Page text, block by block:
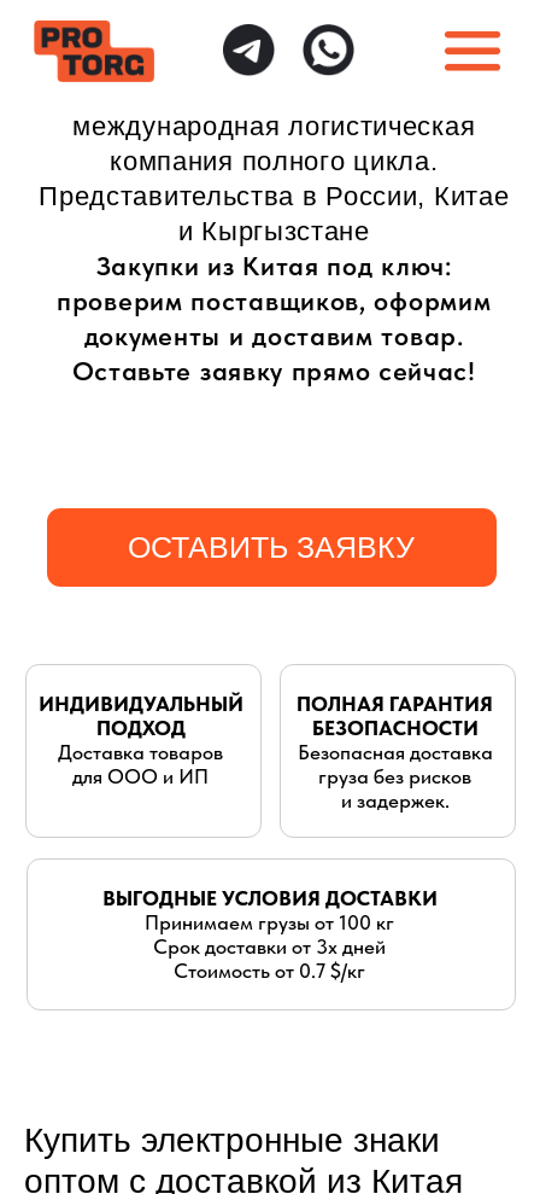
Представительства в России, Китае
и Кыргызстане
Закупки из Китая под ключ:
проверим поставщиков, оформим
документы и доставим товар.
Оставьте заявку прямо сейчас!
ОСТАВИТЬ ЗАЯВКУ
Срок доставки от 3х дней
Стоимость от 0.7 $/кг
Безопасная доставка
груза без рисков
Доставка товаров
для ООО и ИП
Купить электронные знаки
оптом с доставкой из Китая